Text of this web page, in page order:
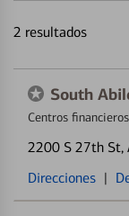
2 resultados
South
Centros
2200 S 27th St,
Direcciones |